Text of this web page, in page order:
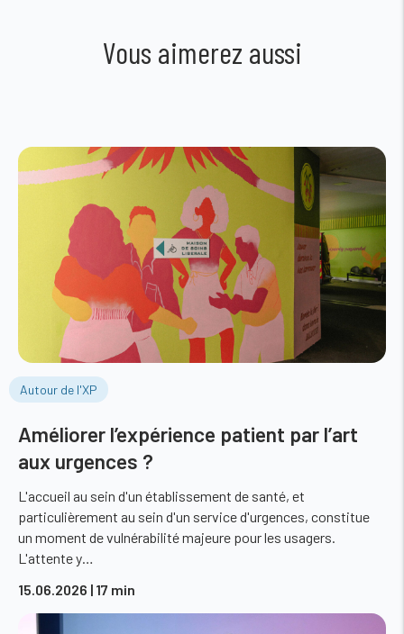
Vous aimerez aussi
Autour de l'XP
Améliorer l’expérience patient par l’art
aux urgences ?
L'accueil au sein d'un établissement de santé, et
particulièrement au sein d'un service d'urgences, constitue
un moment de vulnérabilité majeure pour les usagers.
L'attente y…
15.06.2026 | 17 min